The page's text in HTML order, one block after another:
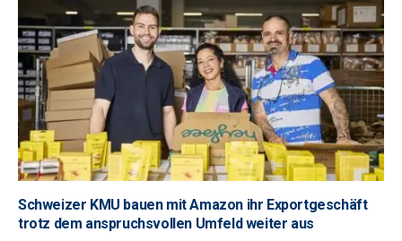
Schweizer KMU bauen mit Amazon ihr Exportgeschäft
trotz dem anspruchsvollen Umfeld weiter aus